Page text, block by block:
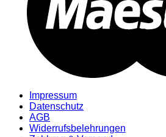
Impressum
Datenschutz
AGB
Widerrufsbelehrungen